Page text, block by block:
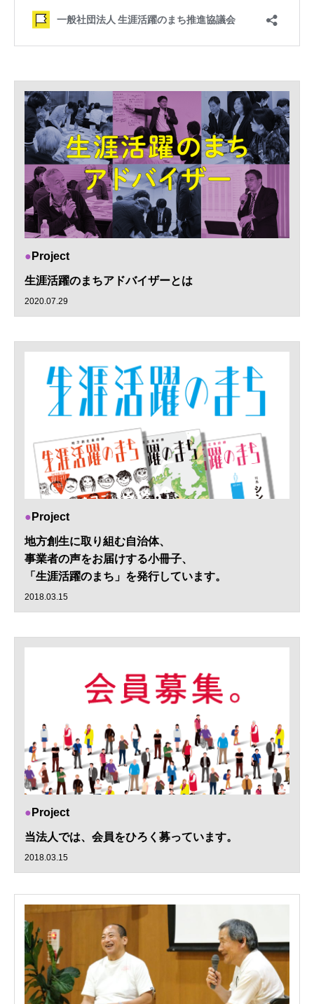
Project
生涯活躍のまちアドバイザーとは
2020.07.29
Project
地方創生に取り組む自治体、
事業者の声をお届けする小冊子、
「生涯活躍のまち」を発行しています。
2018.03.15
Project
当法人では、会員をひろく募っています。
2018.03.15